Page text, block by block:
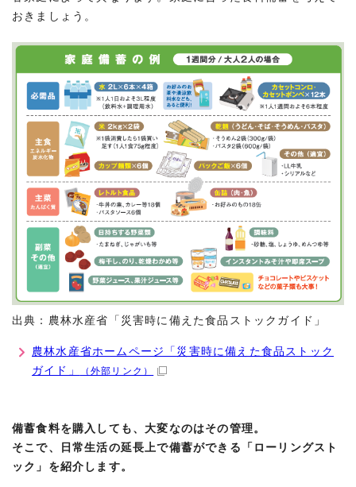
おきましょう。
出典：農林水産省「災害時に備えた食品ストックガイド」
農林水産省ホームページ「災害時に備えた食品ストック
ガイド」
（外部リンク）
備蓄食料を購入しても、大変なのはその管理。
そこで、日常生活の延長上で備蓄ができる「ローリングスト
ック」を紹介します。